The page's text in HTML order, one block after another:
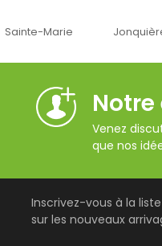
Jonquière
Venez
que nos
Inscrivez-vous à la
sur les nouveaux